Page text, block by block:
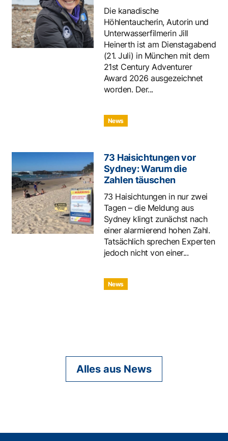
Die kanadische
Höhlentaucherin, Autorin und
Unterwasserfilmerin Jill
Heinerth ist am Dienstagabend
(21. Juli) in München mit dem
21st Century Adventurer
Award 2026 ausgezeichnet
worden. Der...
News
73 Haisichtungen vor
Sydney: Warum die
Zahlen täuschen
73 Haisichtungen in nur zwei
Tagen – die Meldung aus
Sydney klingt zunächst nach
einer alarmierend hohen Zahl.
Tatsächlich sprechen Experten
jedoch nicht von einer...
News
Alles aus News